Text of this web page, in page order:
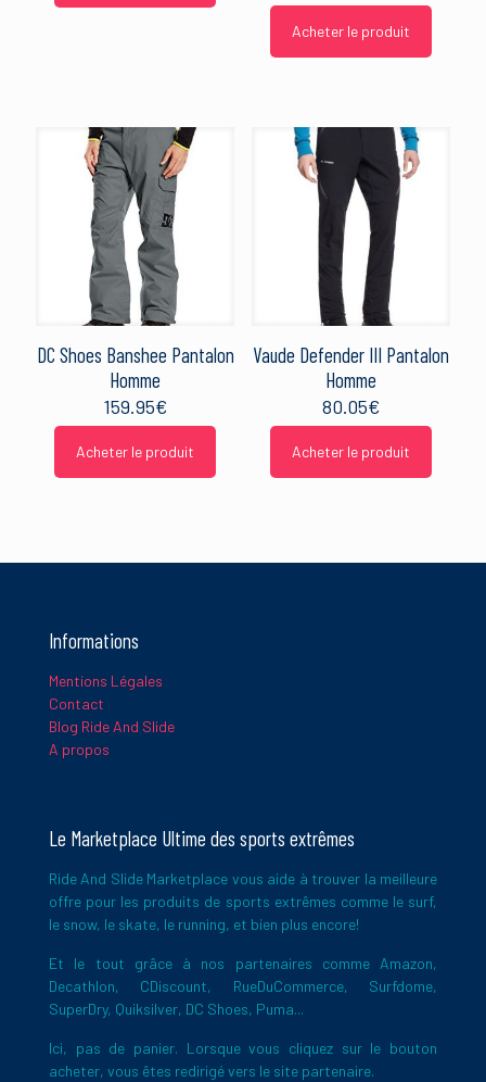
Acheter le produit
DC Shoes Banshee Pantalon
Homme
159.95€
Acheter le produit
Vaude Defender III Pantalon
Homme
80.05€
Acheter le produit
Informations
Mentions Légales
Contact
Blog Ride And Slide
A propos
Le Marketplace Ultime des sports extrêmes
Ride And Slide Marketplace vous aide à trouver la meilleure
offre pour les produits de sports extrêmes comme le surf,
le snow, le skate, le running, et bien plus encore!
Et le tout grâce à nos partenaires comme Amazon,
Decathlon, CDiscount, RueDuCommerce, Surfdome,
SuperDry, Quiksilver, DC Shoes, Puma...
Ici, pas de panier. Lorsque vous cliquez sur le bouton
acheter, vous êtes redirigé vers le site partenaire.